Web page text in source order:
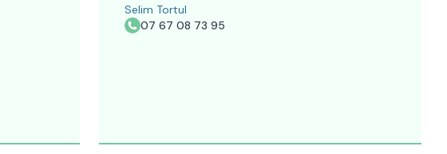
Selim Tortul
07 67 08 73 95